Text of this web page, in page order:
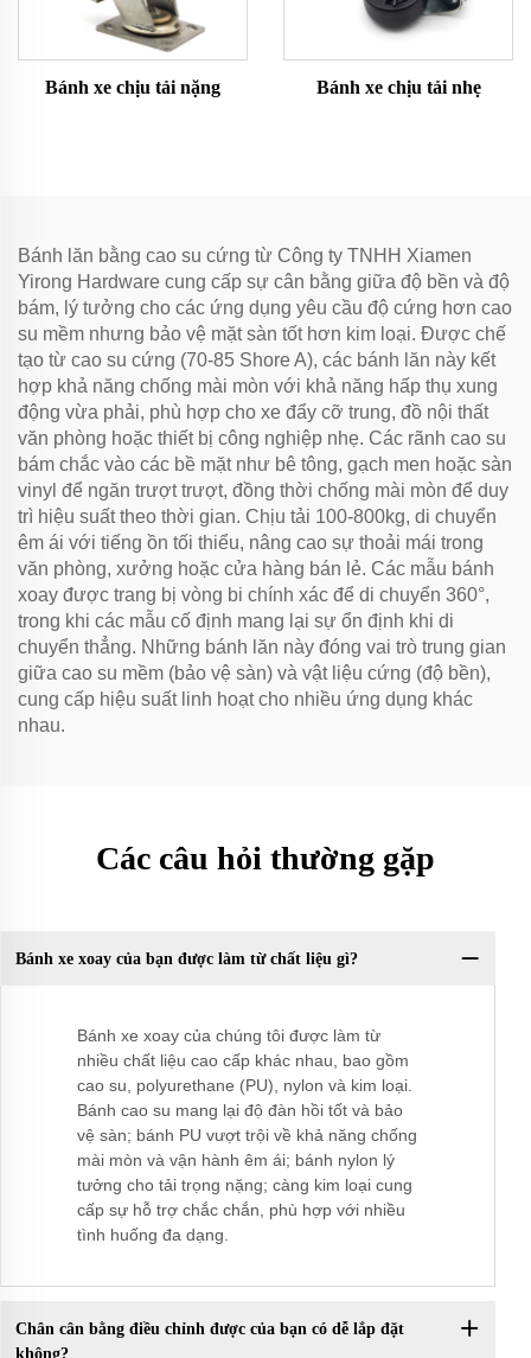
Bánh xe chịu tải nặng Bánh xe chịu tải nhẹ
Bánh lăn bằng cao su cứng từ Công ty TNHH Xiamen
Yirong Hardware cung cấp sự cân bằng giữa độ bền và độ
bám, lý tưởng cho các ứng dụng yêu cầu độ cứng hơn cao
su mềm nhưng bảo vệ mặt sàn tốt hơn kim loại. Được chế
tạo từ cao su cứng (70-85 Shore A), các bánh lăn này kết
hợp khả năng chống mài mòn với khả năng hấp thụ xung
động vừa phải, phù hợp cho xe đẩy cỡ trung, đồ nội thất
văn phòng hoặc thiết bị công nghiệp nhẹ. Các rãnh cao su
bám chắc vào các bề mặt như bê tông, gạch men hoặc sàn
vinyl để ngăn trượt trượt, đồng thời chống mài mòn để duy
trì hiệu suất theo thời gian. Chịu tải 100-800kg, di chuyển
êm ái với tiếng ồn tối thiểu, nâng cao sự thoải mái trong
văn phòng, xưởng hoặc cửa hàng bán lẻ. Các mẫu bánh
xoay được trang bị vòng bi chính xác để di chuyển 360°,
trong khi các mẫu cố định mang lại sự ổn định khi di
chuyển thẳng. Những bánh lăn này đóng vai trò trung gian
giữa cao su mềm (bảo vệ sàn) và vật liệu cứng (độ bền),
cung cấp hiệu suất linh hoạt cho nhiều ứng dụng khác
nhau.
Các câu hỏi thường gặp
Bánh xe xoay của bạn được làm từ chất liệu gì?
Bánh xe xoay của chúng tôi được làm từ
nhiều chất liệu cao cấp khác nhau, bao gồm
cao su, polyurethane (PU), nylon và kim loại.
Bánh cao su mang lại độ đàn hồi tốt và bảo
vệ sàn; bánh PU vượt trội về khả năng chống
mài mòn và vận hành êm ái; bánh nylon lý
tưởng cho tải trọng nặng; càng kim loại cung
cấp sự hỗ trợ chắc chắn, phù hợp với nhiều
tình huống đa dạng.
Chân cân bằng điều chỉnh được của bạn có dễ lắp đặt
không?